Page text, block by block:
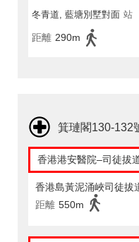
冬青道, 藍塘別墅對面 站
距離 290m
箕璉閣130-132
香港港安醫院–司徒拔
香港島黃泥涌峽司徒拔
距離 550m